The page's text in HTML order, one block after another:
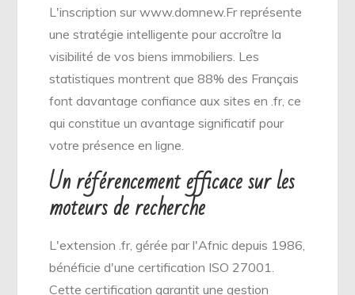
L'inscription sur www.domnew.Fr représente
une stratégie intelligente pour accroître la
visibilité de vos biens immobiliers. Les
statistiques montrent que 88% des Français
font davantage confiance aux sites en .fr, ce
qui constitue un avantage significatif pour
votre présence en ligne.
Un référencement efficace sur les
moteurs de recherche
L'extension .fr, gérée par l'Afnic depuis 1986,
bénéficie d'une certification ISO 27001.
Cette certification garantit une gestion